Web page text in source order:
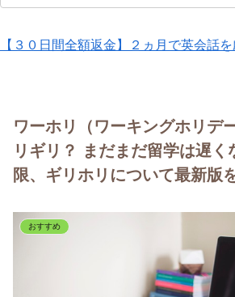
【３０日間全額返金】２ヵ月で英会話を
ワーホリ（ワーキングホリデ
リギリ？ まだまだ留学は遅く
限、ギリホリについて最新版
おすすめ